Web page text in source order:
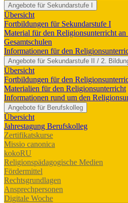
Angebote für Sekundarstufe I
Übersicht
Fortbildungen für Sekundarstufe I
Material für den Religionsunterricht
Gesamtschulen
Informationen für den
Angebote für Sekundarstufe II / 2.
Übersicht
Fortbildungen für den
Materialien für den Religionsunterricht
Informationen rund um den
Angebote für Berufskolleg
Übersicht
Jahrestagung Berufskolleg
Zertifikatskurse
Missio canonica
kokoRU
Religionspädagogische Medien
Fördermittel
Rechtsgrundlagen
Ansprechpersonen
Digitale Woche